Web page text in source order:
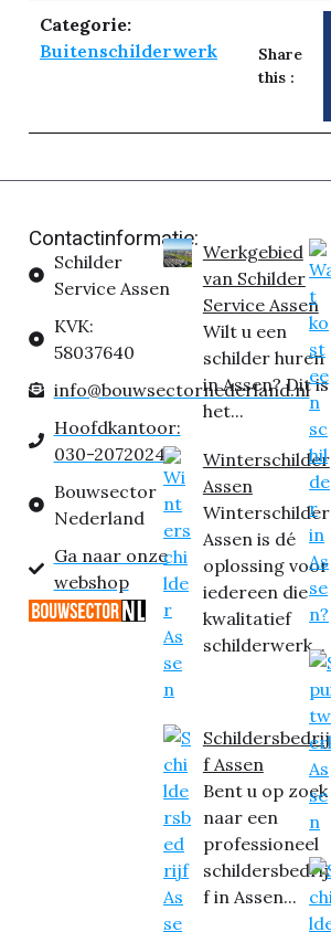
Categorie:
Buitenschilderwerk
Share
this :
Contactinformatie:
Schilder
Service Assen
KVK:
58037640
info@bouwsectornederland.nl
Hoofdkantoor:
030-2072024
Bouwsector
Nederland
Ga naar onze
webshop
Werkgebied
van Schilder
Service Assen
Wilt u een
schilder huren
in Assen? Dit is
het...
Winterschilder
Assen
Winterschilder
Assen is dé
oplossing voor
iedereen die
kwalitatief
schilderwerk...
Schildersbedrij
f Assen
Bent u op zoek
naar een
professioneel
schildersbedrij
f in Assen...